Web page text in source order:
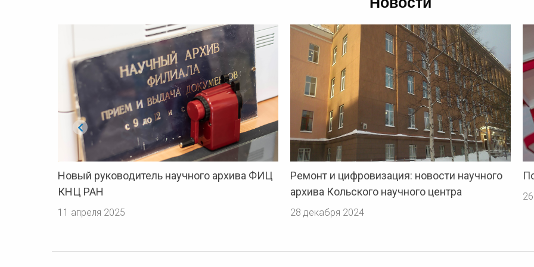
Новый руководитель научного архива ФИЦ
КНЦ РАН
11 апреля 2025
Ремонт и цифровизация: новости научного
архива Кольского научного центра
28 декабря 2024